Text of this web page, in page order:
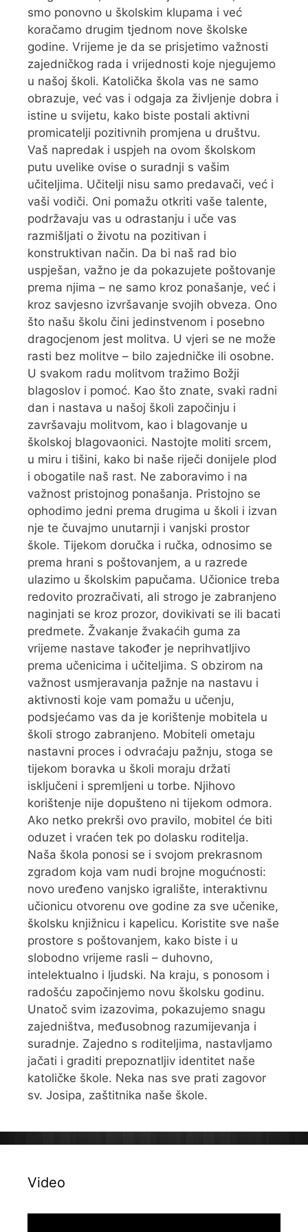
smo ponovno u školskim klupama i već
koračamo drugim tjednom nove školske
godine. Vrijeme je da se prisjetimo važnosti
zajedničkog rada i vrijednosti koje njegujemo
u našoj školi. Katolička škola vas ne samo
obrazuje, već vas i odgaja za življenje dobra i
istine u svijetu, kako biste postali aktivni
promicatelji pozitivnih promjena u društvu.
Vaš napredak i uspjeh na ovom školskom
putu uvelike ovise o suradnji s vašim
učiteljima. Učitelji nisu samo predavači, već i
vaši vodiči. Oni pomažu otkriti vaše talente,
podržavaju vas u odrastanju i uče vas
razmišljati o životu na pozitivan i
konstruktivan način. Da bi naš rad bio
uspješan, važno je da pokazujete poštovanje
prema njima – ne samo kroz ponašanje, već i
kroz savjesno izvršavanje svojih obveza. Ono
što našu školu čini jedinstvenom i posebno
dragocjenom jest molitva. U vjeri se ne može
rasti bez molitve – bilo zajedničke ili osobne.
U svakom radu molitvom tražimo Božji
blagoslov i pomoć. Kao što znate, svaki radni
dan i nastava u našoj školi započinju i
završavaju molitvom, kao i blagovanje u
školskoj blagovaonici. Nastojte moliti srcem,
u miru i tišini, kako bi naše riječi donijele plod
i obogatile naš rast. Ne zaboravimo i na
važnost pristojnog ponašanja. Pristojno se
ophodimo jedni prema drugima u školi i izvan
nje te čuvajmo unutarnji i vanjski prostor
škole. Tijekom doručka i ručka, odnosimo se
prema hrani s poštovanjem, a u razrede
ulazimo u školskim papučama. Učionice treba
redovito prozračivati, ali strogo je zabranjeno
naginjati se kroz prozor, dovikivati se ili bacati
predmete. Žvakanje žvakaćih guma za
vrijeme nastave također je neprihvatljivo
prema učenicima i učiteljima. S obzirom na
važnost usmjeravanja pažnje na nastavu i
aktivnosti koje vam pomažu u učenju,
podsjećamo vas da je korištenje mobitela u
školi strogo zabranjeno. Mobiteli ometaju
nastavni proces i odvraćaju pažnju, stoga se
tijekom boravka u školi moraju držati
isključeni i spremljeni u torbe. Njihovo
korištenje nije dopušteno ni tijekom odmora.
Ako netko prekrši ovo pravilo, mobitel će biti
oduzet i vraćen tek po dolasku roditelja.
Naša škola ponosi se i svojom prekrasnom
zgradom koja vam nudi brojne mogućnosti:
novo uređeno vanjsko igralište, interaktivnu
učionicu otvorenu ove godine za sve učenike,
školsku knjižnicu i kapelicu. Koristite sve naše
prostore s poštovanjem, kako biste i u
slobodno vrijeme rasli – duhovno,
intelektualno i ljudski. Na kraju, s ponosom i
radošću započinjemo novu školsku godinu.
Unatoč svim izazovima, pokazujemo snagu
zajedništva, međusobnog razumijevanja i
suradnje. Zajedno s roditeljima, nastavljamo
jačati i graditi prepoznatljiv identitet naše
katoličke škole. Neka nas sve prati zagovor
sv. Josipa, zaštitnika naše škole.
Video